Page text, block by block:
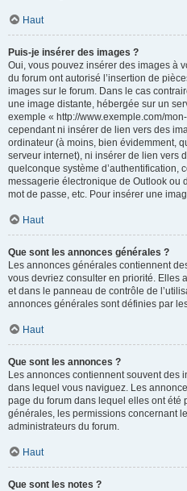
Haut
Puis-je insérer des images ?
Oui, vous pouvez insérer des images à
du forum ont autorisé l’insertion de
images sur le forum. Dans le cas
une image distante, hébergée sur un
exemple « http://www.exemple.com/
cependant ni insérer de lien vers des
ordinateur (à moins, bien évidemment,
serveur internet), ni insérer de lien vers
quelconque système d’authentification,
messagerie électronique de Outlook ou
mot de passe, etc. Pour insérer une
Haut
Que sont les annonces générales ?
Les annonces générales contiennent
vous devriez consulter en priorité. Elles
et dans le panneau de contrôle de
annonces générales sont définies par
Haut
Que sont les annonces ?
Les annonces contiennent souvent des
dans lequel vous naviguez. Les
page du forum dans lequel elles ont été
générales, les permissions concernant
administrateurs du forum.
Haut
Que sont les notes ?